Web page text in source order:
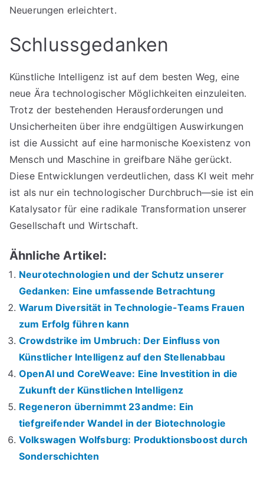
Neuerungen erleichtert.
Schlussgedanken
Künstliche Intelligenz ist auf dem besten Weg, eine
neue Ära technologischer Möglichkeiten einzuleiten.
Trotz der bestehenden Herausforderungen und
Unsicherheiten über ihre endgültigen Auswirkungen
ist die Aussicht auf eine harmonische Koexistenz von
Mensch und Maschine in greifbare Nähe gerückt.
Diese Entwicklungen verdeutlichen, dass KI weit mehr
ist als nur ein technologischer Durchbruch—sie ist ein
Katalysator für eine radikale Transformation unserer
Gesellschaft und Wirtschaft.
Ähnliche Artikel:
Neurotechnologien und der Schutz unserer
Gedanken: Eine umfassende Betrachtung
Warum Diversität in Technologie-Teams Frauen
zum Erfolg führen kann
Crowdstrike im Umbruch: Der Einfluss von
Künstlicher Intelligenz auf den Stellenabbau
OpenAI und CoreWeave: Eine Investition in die
Zukunft der Künstlichen Intelligenz
Regeneron übernimmt 23andme: Ein
tiefgreifender Wandel in der Biotechnologie
Volkswagen Wolfsburg: Produktionsboost durch
Sonderschichten